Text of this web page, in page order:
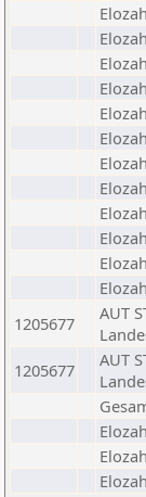
1205677
AUT
1205677
AUT